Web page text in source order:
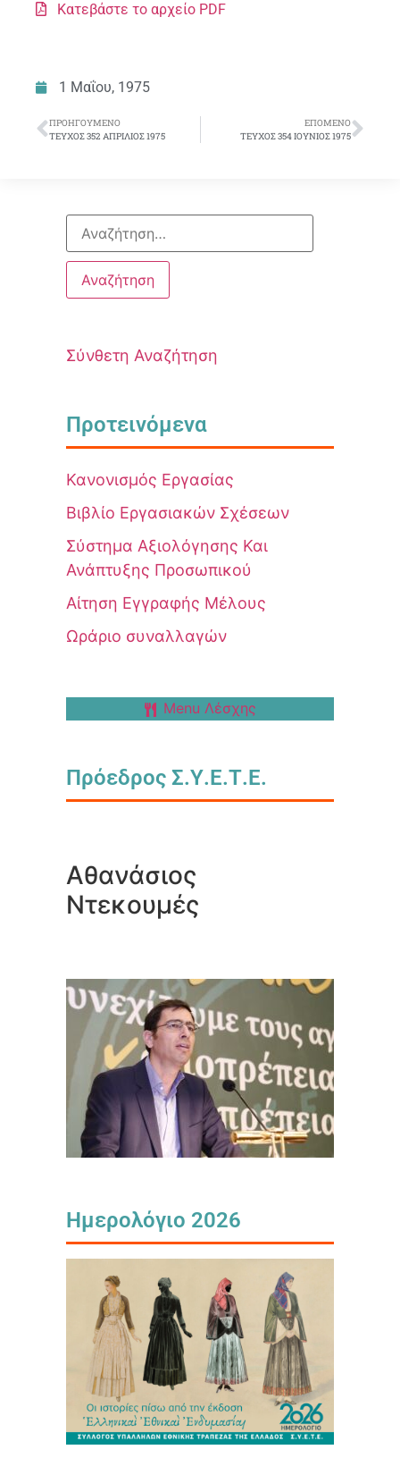
Κατεβάστε το αρχείο PDF
1 Μαΐου, 1975
ΠΡΟΗΓΟΎΜΕΝΟ
ΤΕΥΧΟΣ 352 ΑΠΡΙΛΙΟΣ 1975
ΕΠΌΜΕΝΟ
ΤΕΥΧΟΣ 354 ΙΟΥΝΙΟΣ 1975
Σύνθετη Αναζήτηση
Προτεινόμενα
Κανονισμός Εργασίας
Βιβλίο Εργασιακών Σχέσεων
Σύστημα Αξιολόγησης Και
Ανάπτυξης Προσωπικού
Αίτηση Εγγραφής Μέλους
Ωράριο συναλλαγών
Menu Λέσχης
Πρόεδρος Σ.Υ.Ε.Τ.Ε.
Αθανάσιος
Ντεκουμές
Ημερολόγιο 2026